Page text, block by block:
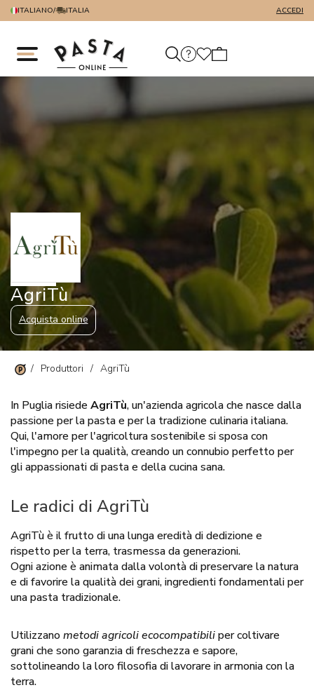
ITALIANO/ ITALIA ACCEDI
AgriTù
Acquista online
/ Produttori / AgriTù
In Puglia risiedeAgriTù, un'azienda agricola che nasce dalla
passione per la pasta e per la tradizione culinaria italiana.
Qui, l'amore per l'agricoltura sostenibile si sposa con
l'impegno per la qualità, creando un connubio perfetto per
gli appassionati di pasta e della cucina sana.
Le radici di AgriTù
AgriTù è il frutto di una lunga eredità di dedizione e
rispetto per la terra, trasmessa da generazioni.
Ogni azione è animata dalla volontà di preservare la natura
e di favorire la qualità dei grani, ingredienti fondamentali per
una pasta tradizionale.
Utilizzano metodi agricoli ecocompatibiliper coltivare
grani che sono garanzia di freschezza e sapore,
sottolineando la loro filosofia di lavorare in armonia con la
terra.